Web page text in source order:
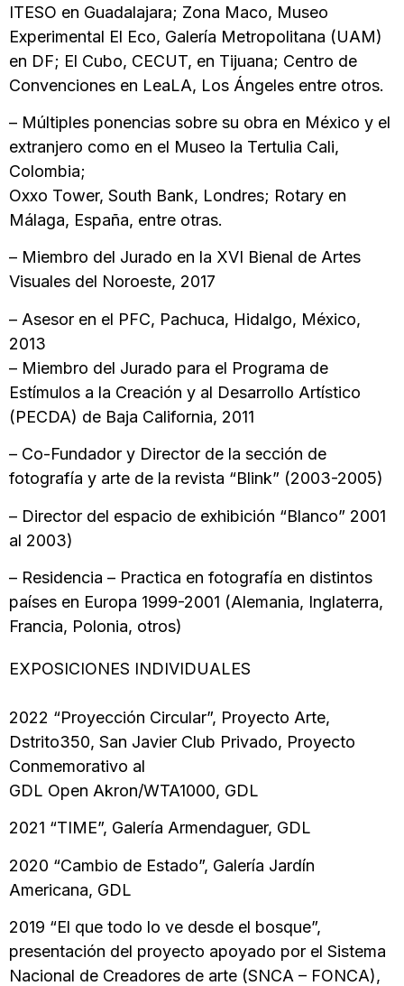
ITESO en Guadalajara; Zona Maco, Museo
Experimental El Eco, Galería Metropolitana (UAM)
en DF; El Cubo, CECUT, en Tijuana; Centro de
Convenciones en LeaLA, Los Ángeles entre otros.
– Múltiples ponencias sobre su obra en México y el
extranjero como en el Museo la Tertulia Cali,
Colombia;
Oxxo Tower, South Bank, Londres; Rotary en
Málaga, España, entre otras.
– Miembro del Jurado en la XVI Bienal de Artes
Visuales del Noroeste, 2017
– Asesor en el PFC, Pachuca, Hidalgo, México,
2013
– Miembro del Jurado para el Programa de
Estímulos a la Creación y al Desarrollo Artístico
(PECDA) de Baja California, 2011
– Co-Fundador y Director de la sección de
fotografía y arte de la revista “Blink” (2003-2005)
– Director del espacio de exhibición “Blanco” 2001
al 2003)
– Residencia – Practica en fotografía en distintos
países en Europa 1999-2001 (Alemania, Inglaterra,
Francia, Polonia, otros)
EXPOSICIONES INDIVIDUALES
2022 “Proyección Circular”, Proyecto Arte,
Dstrito350, San Javier Club Privado, Proyecto
Conmemorativo al
GDL Open Akron/WTA1000, GDL
2021 “TIME”, Galería Armendaguer, GDL
2020 “Cambio de Estado”, Galería Jardín
Americana, GDL
2019 “El que todo lo ve desde el bosque”,
presentación del proyecto apoyado por el Sistema
Nacional de Creadores de arte (SNCA – FONCA),